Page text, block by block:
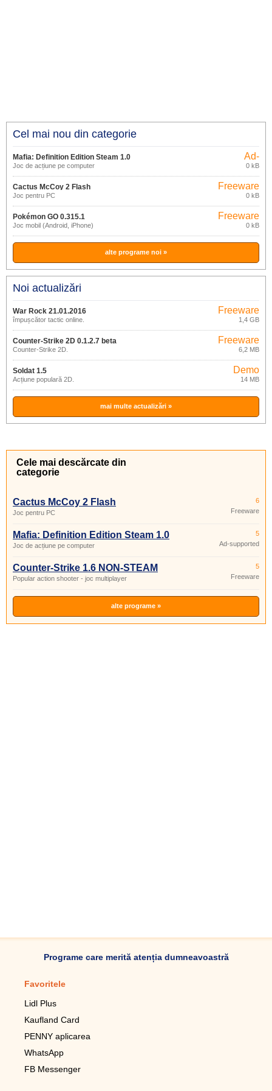
Cel mai nou din categorie
Mafia: Definition Edition Steam 1.0
Joc de acțiune pe computer
Ad-
supported
0 kB
Cactus McCoy 2 Flash
Joc pentru PC
Freeware
0 kB
Pokémon GO 0.315.1
Joc mobil (Android, iPhone)
Freeware
0 kB
alte programe noi »
Noi actualizări
War Rock 21.01.2016
împușcător tactic online.
Freeware
1,4 GB
Counter-Strike 2D 0.1.2.7 beta
Counter-Strike 2D.
Freeware
6,2 MB
Soldat 1.5
Acțiune populară 2D.
Demo
14 MB
mai multe actualizări »
Cele mai descărcate din
categorie
Cactus McCoy 2 Flash
Joc pentru PC
6
Freeware
Mafia: Definition Edition Steam 1.0
Joc de acțiune pe computer
5
Ad-supported
Counter-Strike 1.6 NON-STEAM
Popular action shooter - joc multiplayer
5
Freeware
alte programe »
Programe care merită atenția dumneavoastră
Favoritele
Lidl Plus
Kaufland Card
PENNY aplicarea
WhatsApp
FB Messenger